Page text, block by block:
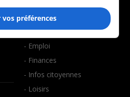
- Art de vivre
- Bien-être
- Emploi
- Finances
- Infos citoyennes
- Loisirs
vos préférences